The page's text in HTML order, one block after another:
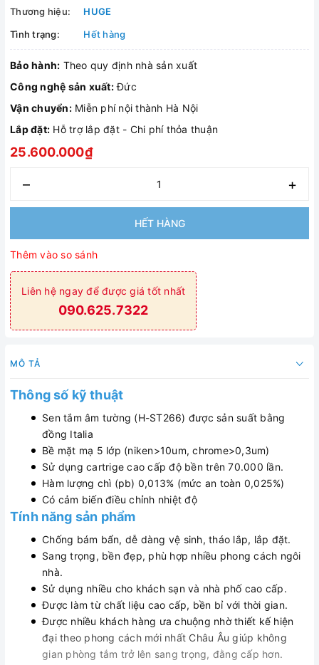
Thương hiệu:
HUGE
Tình trạng:
Hết hàng
Bảo hành: Theo quy định nhà sản xuất
Công nghệ sản xuất:Đức
Vận chuyển:Miễn phí nội thành Hà Nội
Lắp đặt: Hỗ trợ lắp đặt - Chi phí thỏa thuận
25.600.000₫
– +
HẾT HÀNG
Thêm vào so sánh
Liên hệ ngay để được giá tốt nhất
090.625.7322
MÔ TẢ
Thông số kỹ thuật
Sen tắm âm tường (H-ST266) được sản suất bằng
đồng Italia
Bề mặt mạ 5 lớp (niken>10um, chrome>0,3um)
Sử dụng cartrige cao cấp độ bền trên 70.000 lần.
Hàm lượng chì (pb) 0,013% (mức an toàn 0,025%)
Có cảm biến điều chỉnh nhiệt độ
Tính năng sản phẩm
Chống bám bẩn, dễ dàng vệ sinh, tháo lắp, lắp đặt.
Sang trọng, bền đẹp, phù hợp nhiều phong cách ngôi
nhà.
Sử dụng nhiều cho khách sạn và nhà phố cao cấp.
Được làm từ chất liệu cao cấp, bền bỉ với thời gian.
Được nhiều khách hàng ưa chuộng nhờ thiết kế hiện
đại theo phong cách mới nhất Châu Âu giúp không
gian phòng tắm trở lên sang trọng, đằng cấp hơn.